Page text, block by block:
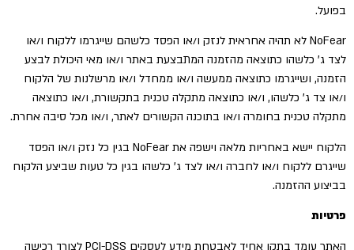
בפועל.
NoFear לא תהיה אחראית לנזק ו/או הפסד כלשהם שייגרמו ללקוח ו/או
לצד ג’ כלשהו כתוצאה מהזמנה המתבצעת באתר ו/או מאי היכולת לבצע
הזמנה, ושייגרמו כתוצאה ממעשה ו/או ממחדל ו/או מרשלנות של הלקוח
ו/או צד ג’ כלשהו, ו/או כתוצאה מתקלה טכנית בתקשורת, ו/או כתוצאה
מתקלה טכנית בחומרה ו/או בתוכנה הקשורים לאתר, ו/או מכל סיבה אחרת.
הלקוח יישא באחריות מלאה וישפה את NoFear בגין כל נזק ו/או הפסד
שייגרם ללקוח ו/או לחברה ו/או לצד ג’ כלשהו בגין כל טעות שביצע הלקוח
בביצוע ההזמנה.
פרטיות
האתר עומד בתקן אחיד לאבטחת מידע לעסקים PCI-DSS לצורך רכישה